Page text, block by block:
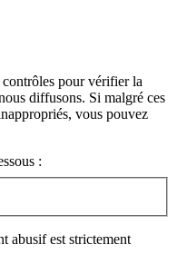
pour vérifier la
diffusons. Si malgré ces
vous pouvez
:
abusif est strictement